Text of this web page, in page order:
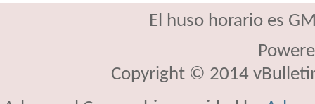
El huso horario es
Copyright © 2014